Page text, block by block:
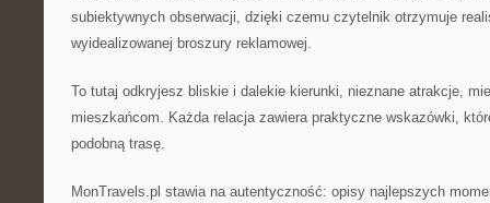
subiektywnych obserwacji, dzięki czemu czytelnik otrzymuje
wyidealizowanej broszury reklamowej.
To tutaj odkryjesz bliskie i dalekie kierunki, nieznane atrakcje,
mieszkańcom. Każda relacja zawiera praktyczne wskazówki,
podobną trasę.
MonTravels.pl stawia na autentyczność: opisy najlepszych